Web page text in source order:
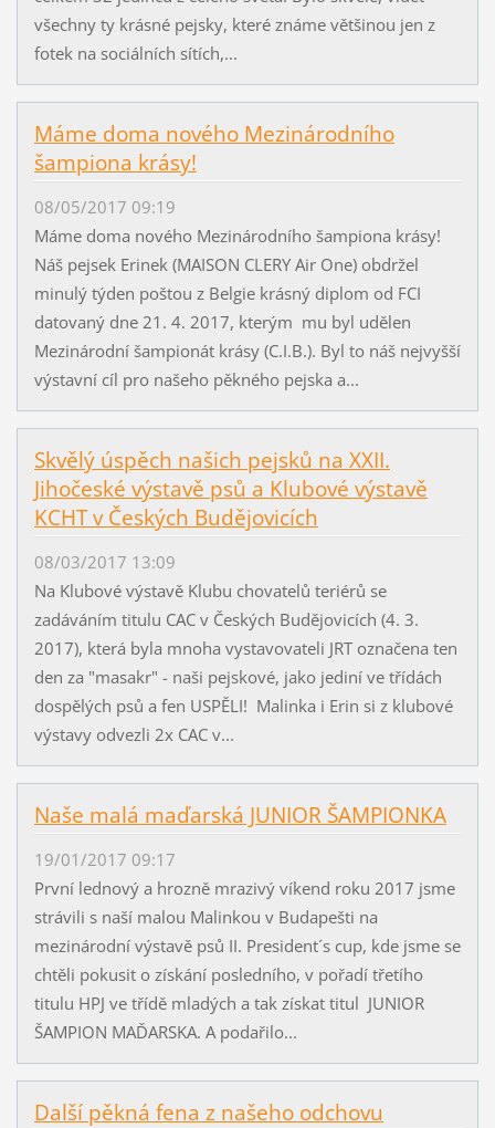
všechny ty krásné pejsky, které známe většinou jen z
fotek na sociálních sítích,...
Máme doma nového Mezinárodního
šampiona krásy!
08/05/2017 09:19
Máme doma nového Mezinárodního šampiona krásy!
Náš pejsek Erinek (MAISON CLERY Air One) obdržel
minulý týden poštou z Belgie krásný diplom od FCI
datovaný dne 21. 4. 2017, kterým mu byl udělen
Mezinárodní šampionát krásy (C.I.B.). Byl to náš nejvyšší
výstavní cíl pro našeho pěkného pejska a...
Skvělý úspěch našich pejsků na XXII.
Jihočeské výstavě psů a Klubové výstavě
KCHT v Českých Budějovicích
08/03/2017 13:09
Na Klubové výstavě Klubu chovatelů teriérů se
zadáváním titulu CAC v Českých Budějovicích (4. 3.
2017), která byla mnoha vystavovateli JRT označena ten
den za "masakr" - naši pejskové, jako jediní ve třídách
dospělých psů a fen USPĚLI! Malinka i Erin si z klubové
výstavy odvezli 2x CAC v...
Naše malá maďarská JUNIOR ŠAMPIONKA
19/01/2017 09:17
První lednový a hrozně mrazivý víkend roku 2017 jsme
strávili s naší malou Malinkou v Budapešti na
mezinárodní výstavě psů II. President´s cup, kde jsme se
chtěli pokusit o získání posledního, v pořadí třetího
titulu HPJ ve třídě mladých a tak získat titul JUNIOR
ŠAMPION MAĎARSKA. A podařilo...
Další pěkná fena z našeho odchovu